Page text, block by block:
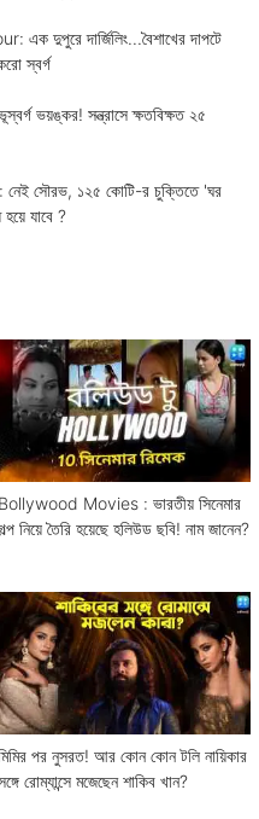
দুপুরে দার্জিলিং...বৈশাখের দাপটে
স্বর্গ
সৌরভ, ১২৫ কোটি-র চুক্তিতে 'ঘর
যাবে ?
Bollywood Movies : ভারতীয় সিনেমার
নিয়ে তৈরি হয়েছে হলিউড ছবি! নাম জানেন?
পর নুসরত! আর কোন কোন টলি নায়িকার
রোম্যান্সে মজেছেন শাকিব খান?